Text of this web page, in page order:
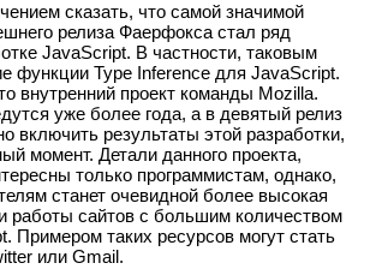
сказать, что самой значимой
релиза Фаерфокса стал ряд
JavaScript. В частности, таковым
функции Type Inference для JavaScript.
внутренний проект команды Mozilla.
уже более года, а в девятый релиз
включить результаты этой разработки,
момент. Детали данного проекта,
только программистам, однако,
станет очевидной более высокая
и работы сайтов с большим количеством
Примером таких ресурсов могут стать
или Gmail.